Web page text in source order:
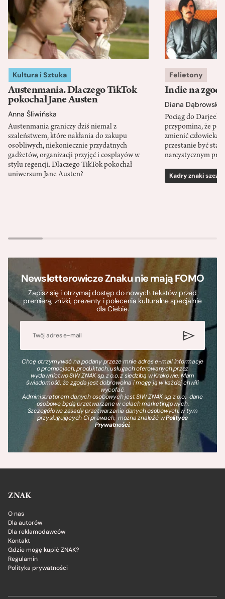
Kultura i Sztuka
Austenmania. Dlaczego TikTok
pokochał Jane Austen
Anna Śliwińska
Austenmania graniczy dziś niemal z
szaleństwem, które nakłania do zakupu
osobliwych, niekoniecznie przydatnych
gadżetów, organizacji przyjęć i cosplayów w
stylu regencji. Dlaczego TikTok pokochał
uniwersum Jane Austen?
Felietony
Indie na
Diana Dąbrowska
Pociąg do
przypomina, że
zmienić człowieka
przestanie być
narcystycznym
Kadry znaki
Newsletterowicze Znaku nie mają FOMO
Zapisz się i otrzymaj dostęp do nowych tekstów przed
premierą, zniżki, prezenty i polecenia kulturalne specjalnie
dla Ciebie.
Chcę otrzymywać na podany przeze mnie adres e-mail informacje
o promocjach, produktach, usługach oferowanych przez
wydawnictwo SIW ZNAK sp. z o.o. z siedzibą w Krakowie. Mam
świadomość, że zgoda jest dobrowolna i mogę ją w każdej chwili
wycofać.
Administratorem danych osobowych jest SIW ZNAK sp. z o.o., dane
osobowe będą przetwarzane w celach marketingowych.
Szczegółowe zasady przetwarzania danych osobowych, w tym
przysługujących Ci prawach, można znaleźć wPolityce
Prywatności.
ZNAK
O nas
Dla autorów
Dla reklamodawców
Kontakt
Gdzie mogę kupić ZNAK?
Regulamin
Polityka prywatności